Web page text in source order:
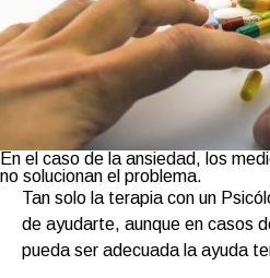
En el caso de la ansiedad, los
no solucionan el problema.
Tan solo la terapia con un
de ayudarte, aunque en casos
pueda ser adecuada la ayuda